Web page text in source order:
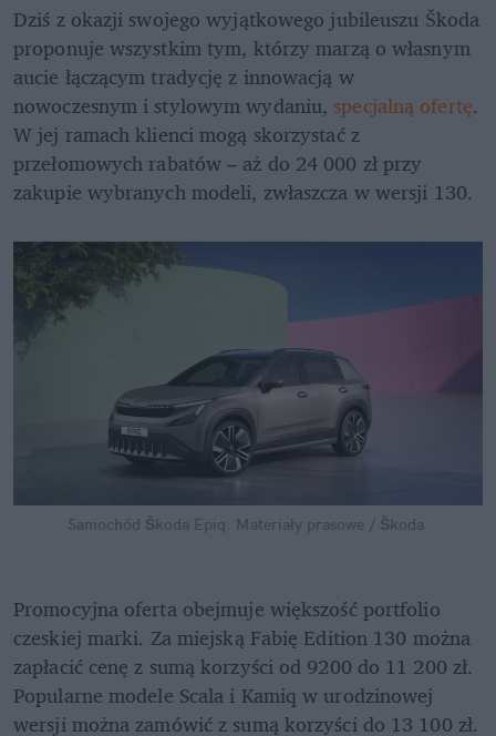
Dziś z okazji swojego wyjątkowego jubileuszu Škoda
proponuje wszystkim tym, którzy marzą o własnym
aucie łączącym tradycję z innowacją w
nowoczesnym i stylowym wydaniu, specjalną ofertę.
W jej ramach klienci mogą skorzystać z
przełomowych rabatów – aż do 24 000 zł przy
zakupie wybranych modeli, zwłaszcza w wersji 130.
Samochód Škoda Epiq. Materiały prasowe / Škoda
Promocyjna oferta obejmuje większość portfolio
czeskiej marki. Za miejską Fabię Edition 130 można
zapłacić cenę z sumą korzyści od 9200 do 11 200 zł.
Popularne modele Scala i Kamiq w urodzinowej
wersji można zamówić z sumą korzyści do 13 100 zł.